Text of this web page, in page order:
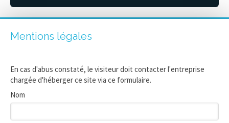
Mentions légales
En cas d'abus constaté, le visiteur doit contacter l'entreprise
chargée d'héberger ce site via ce formulaire.
Nom